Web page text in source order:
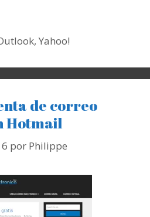
,Yahoo!
de correo
Hotmail
por Philippe